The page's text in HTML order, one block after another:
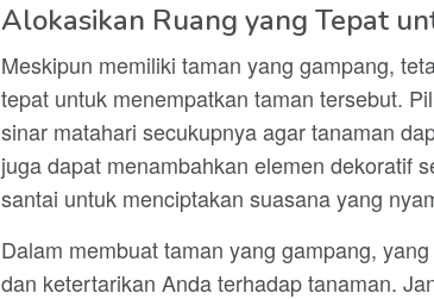
Alokasikan Ruang yang Tepat
Meskipun memiliki taman yang gampang,
tepat untuk menempatkan taman tersebut.
sinar matahari secukupnya agar tanaman
juga dapat menambahkan elemen dekoratif
santai untuk menciptakan suasana yang
Dalam membuat taman yang gampang,
dan ketertarikan Anda terhadap tanaman.